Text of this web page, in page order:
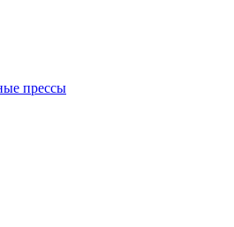
прессы